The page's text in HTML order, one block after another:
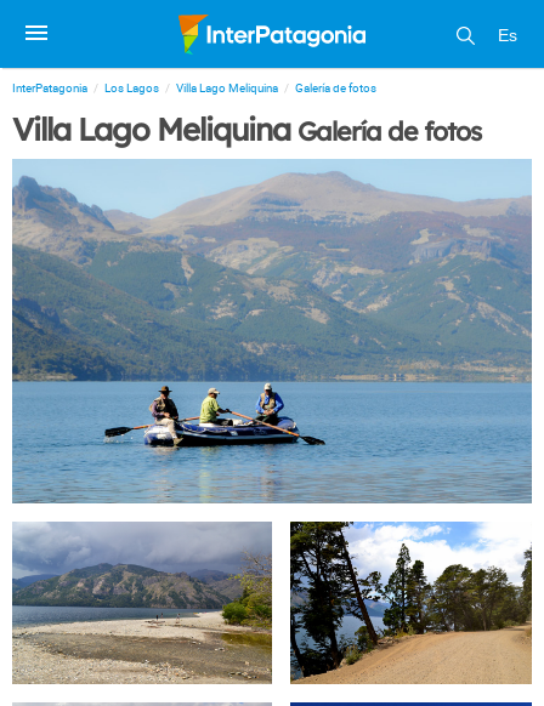
Es
InterPatagonia Los Lagos Villa Lago Meliquina Galería de fotos
Villa Lago Meliquina Galería de fotos